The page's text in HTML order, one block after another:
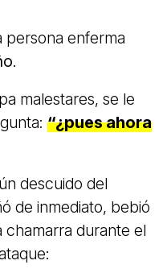
persona enferma
.
malestares, se le
“¿pues ahora
descuido del
de inmediato, bebió
chamarra durante el